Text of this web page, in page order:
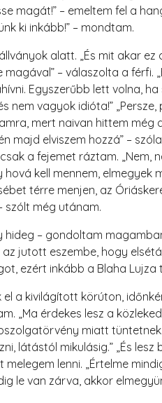
magát!” – emeltem fel a
ki inkább!” – mondtam.
alatt. „És mit akar
magával” – válaszolta a
Egyszerűbb lett volna,
nem vagyok idióta!”
mert naivan hittem még
majd elviszem hozzá” –
a fejemet ráztam. „Nem,
hová kell mennem,
térre menjen, az
szólt még utánam.
hideg – gondoltam
az jutott eszembe, hogy
ezért inkább a Blaha Lujza
el a kivilágított körúton,
„Ma érdekes lesz a
miatt
látástól mikulásig.” „És
lenni. „Értelme
le van zárva, akkor